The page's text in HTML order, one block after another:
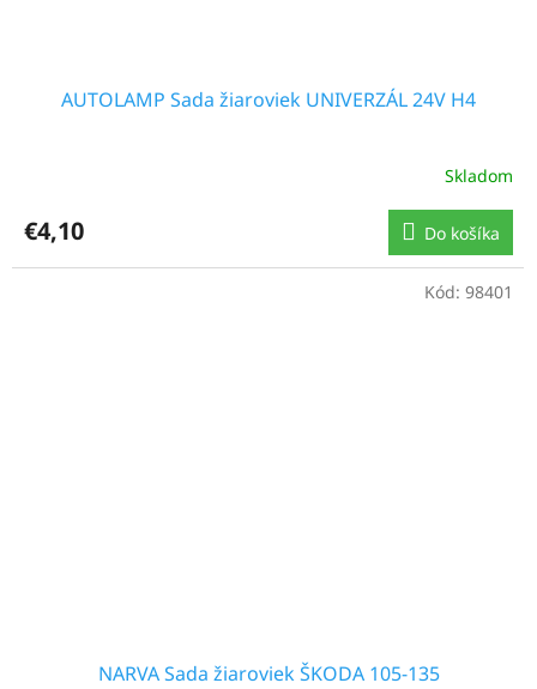
AUTOLAMP Sada žiaroviek UNIVERZÁL 24V H4
Skladom
€4,10 Do košíka
NARVA Sada žiaroviek ŠKODA 105-135
Kód: 98401